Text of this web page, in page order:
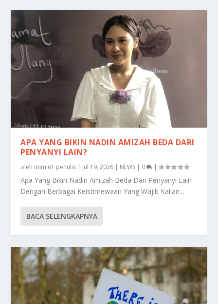
APA YANG BIKIN NADIN AMIZAH BEDA DARI
PENYANYI LAIN?
oleh mimin1 penulis | Jul 19, 2026 | NEWS | 0 |
Apa Yang Bikin Nadin Amizah Beda Dari Penyanyi Lain
Dengan Berbagai Keistimewaan Yang Wajib Kalian...
BACA SELENGKAPNYA